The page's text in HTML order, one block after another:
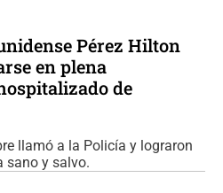
Pérez Hilton
en plena
de
llamó a la Policía y lograron
sano y salvo.